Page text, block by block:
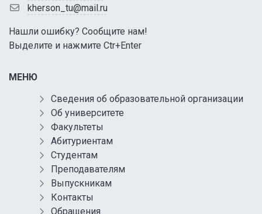
kherson_tu@mail.ru
Нашли ошибку? Сообщите нам!
Выделите и нажмите Ctr+Enter
МЕНЮ
Сведения об образовательной организации
Об университете
Факультеты
Абитуриентам
Студентам
Преподавателям
Выпускникам
Контакты
Обращения